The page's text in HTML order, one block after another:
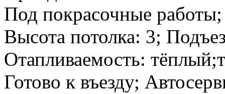
Под покрасочные
Высота потолка: 3;
Отапливаемость:
Готово к въезду;